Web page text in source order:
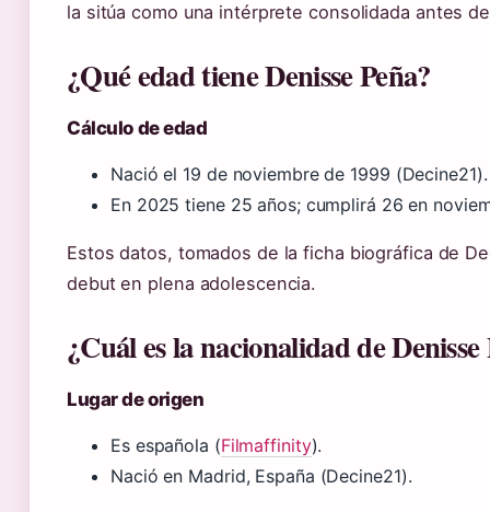
la sitúa como una intérprete consolidada antes
¿Qué edad tiene Denisse Peña?
Cálculo de edad
Nació el 19 de noviembre de 1999 (Decine21).
En 2025 tiene 25 años; cumplirá 26 en
Estos datos, tomados de la ficha biográfica de
debut en plena adolescencia.
¿Cuál es la nacionalidad de Denisse
Lugar de origen
Es española (Filmaffinity).
Nació en Madrid, España (Decine21).